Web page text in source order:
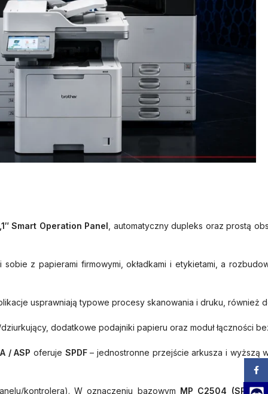
Smart Operation Panel , automatyczny dupleks oraz prostą
z papierami firmowymi, okładkami i etykietami, a
usprawniają typowe procesy skanowania i druku, również
dodatkowe podajniki papieru oraz moduł łączności
A / ASP oferuje SPDF– jednostronne przejście arkusza i wyższą
kontrolera). W oznaczeniu bazowym MP C2504 (SP) nie